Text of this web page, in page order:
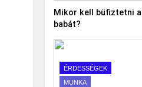
Mikor kell büfiztetni a
babát?
ÉRDESSÉGEK
MUNKA